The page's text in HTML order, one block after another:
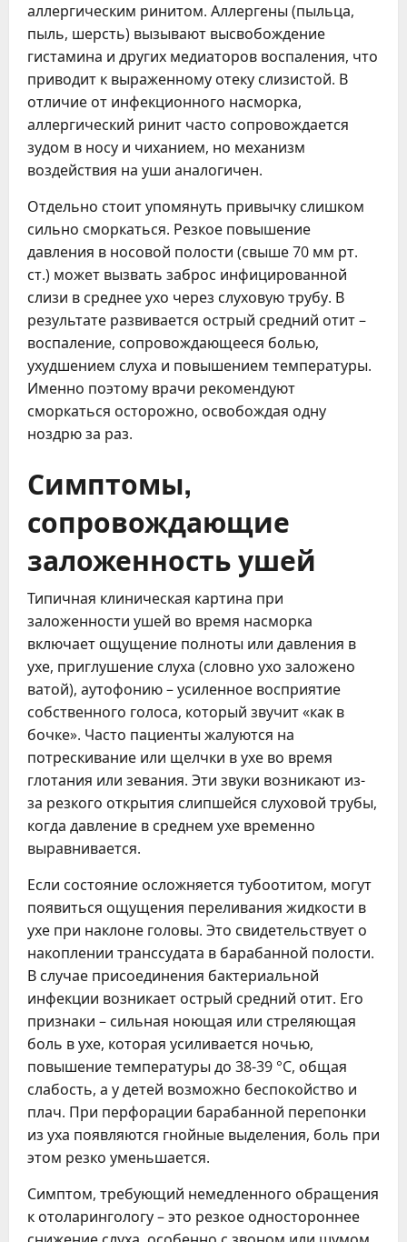
аллергическим ринитом. Аллергены (пыльца,
пыль, шерсть) вызывают высвобождение
гистамина и других медиаторов воспаления, что
приводит к выраженному отеку слизистой. В
отличие от инфекционного насморка,
аллергический ринит часто сопровождается
зудом в носу и чиханием, но механизм
воздействия на уши аналогичен.
Отдельно стоит упомянуть привычку слишком
сильно сморкаться. Резкое повышение
давления в носовой полости (свыше 70 мм рт.
ст.) может вызвать заброс инфицированной
слизи в среднее ухо через слуховую трубу. В
результате развивается острый средний отит –
воспаление, сопровождающееся болью,
ухудшением слуха и повышением температуры.
Именно поэтому врачи рекомендуют
сморкаться осторожно, освобождая одну
ноздрю за раз.
Симптомы,
сопровождающие
заложенность ушей
Типичная клиническая картина при
заложенности ушей во время насморка
включает ощущение полноты или давления в
ухе, приглушение слуха (словно ухо заложено
ватой), аутофонию – усиленное восприятие
собственного голоса, который звучит «как в
бочке». Часто пациенты жалуются на
потрескивание или щелчки в ухе во время
глотания или зевания. Эти звуки возникают из-
за резкого открытия слипшейся слуховой трубы,
когда давление в среднем ухе временно
выравнивается.
Если состояние осложняется тубоотитом, могут
появиться ощущения переливания жидкости в
ухе при наклоне головы. Это свидетельствует о
накоплении транссудата в барабанной полости.
В случае присоединения бактериальной
инфекции возникает острый средний отит. Его
признаки – сильная ноющая или стреляющая
боль в ухе, которая усиливается ночью,
повышение температуры до 38-39 °C, общая
слабость, а у детей возможно беспокойство и
плач. При перфорации барабанной перепонки
из уха появляются гнойные выделения, боль при
этом резко уменьшается.
Симптом, требующий немедленного обращения
к отоларингологу – это резкое одностороннее